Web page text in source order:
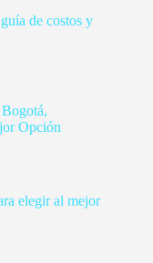
de costos y
Opción
elegir al mejor